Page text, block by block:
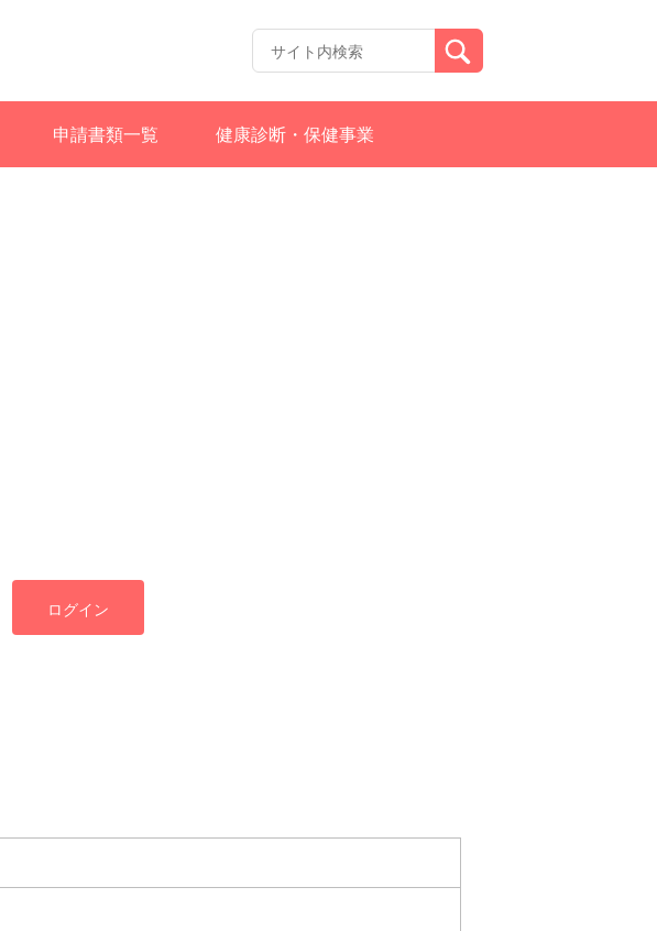
申請書類一覧 健康診断・保健事業
ログイン